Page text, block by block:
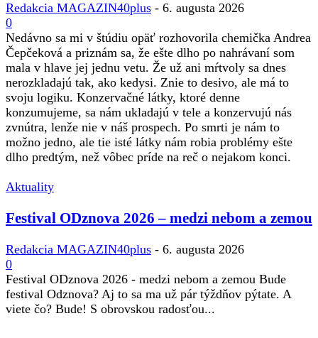
Redakcia MAGAZIN40plus - 6. augusta 2026
0
Nedávno sa mi v štúdiu opäť rozhovorila chemička Andrea
Čepčeková a priznám sa, že ešte dlho po nahrávaní som
mala v hlave jej jednu vetu. Že už ani mŕtvoly sa dnes
nerozkladajú tak, ako kedysi. Znie to desivo, ale má to
svoju logiku. Konzervačné látky, ktoré denne
konzumujeme, sa nám ukladajú v tele a konzervujú nás
zvnútra, lenže nie v náš prospech. Po smrti je nám to
možno jedno, ale tie isté látky nám robia problémy ešte
dlho predtým, než vôbec príde na reč o nejakom konci.
Aktuality
Festival ODznova 2026 – medzi nebom a zemou
Redakcia MAGAZIN40plus - 6. augusta 2026
0
Festival ODznova 2026 - medzi nebom a zemou Bude
festival Odznova? Aj to sa ma už pár týždňov pýtate. A
viete čo? Bude! S obrovskou radosťou...